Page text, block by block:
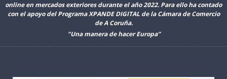
online en mercados exteriores durante el año 2022. Para ello ha contado
con el apoyo del Programa XPANDE DIGITAL de la Cámara de Comercio
de A Coruña.
"Una manera de hacer Europa”